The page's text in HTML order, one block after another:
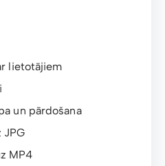
lietotājiem
un pārdošana
JPG
MP4